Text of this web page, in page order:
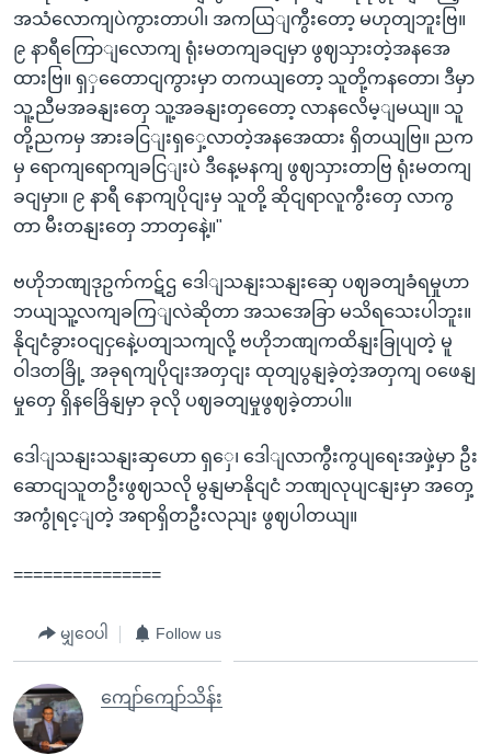
အသံလောကျပဲကွားတာပါ၊ အကယြျကွီးတော့ မဟုတျဘူးဗြ။
၉ နာရီကြောျလောကျ ရုံးမတကျခငျမှာ ဖွဈသှားတဲ့အနအေ
ထားဗြ။ ရှှတေောငျကွားမှာ တကယျတော့ သူတို့ကနတော၊ ဒီမှာ
သူ့ညီမအခနျးတှေ သူ့အခနျးတှတေော့ လာနလေိမ့ျမယျ။ သူ
တို့ညကမှ အားခငြျးရှှေ့လာတဲ့အနအေထား ရှိတယျဗြ။ ညက
မှ ရောကျရောကျခငြျးပဲ ဒီနေ့မနကျ ဖွဈသှားတာဗြ ရုံးမတကျ
ခငျမှာ။ ၉ နာရီ နောကျပိုငျးမှ သူတို့ ဆိုငျရာလူကွီးတှေ လာကွ
တာ မီးတနျးတှေ ဘာတှနေဲ့။"
ဗဟိုဘဏျဒုဥက်ကဋ်ဌ ဒေါျသနျးသနျးဆှေ ပဈခတျခံရမှုဟာ
ဘယျသူ့လကျခကြျလဲဆိုတာ အသအေခြာ မသိရသေးပါဘူး။
နိုငျငံခွားဝငျငှနေဲ့ပတျသကျလို့ ဗဟိုဘဏျကထိနျးခြုပျတဲ့ မူ
ဝါဒတခြို့ အခုရကျပိုငျးအတှငျး ထုတျပွနျခဲ့တဲ့အတှကျ ဝဖေနျ
မှုတှေ ရှိနခြေိနျမှာ ခုလို ပဈခတျမှုဖွဈခဲ့တာပါ။
ဒေါျသနျးသနျးဆှဟော ရှှေ၊ ဒေါျလာကွီးကွပျရေးအဖှဲ့မှာ ဦး
ဆောငျသူတဦးဖွဈသလို မွနျမာနိုငျငံ ဘဏျလုပျငနျးမှာ အတှေ့
အကွုံရင့ျတဲ့ အရာရှိတဦးလညျး ဖွဈပါတယျ။
===============
မျှဝေပါ Follow us
ကျော်ကျော်သိန်း